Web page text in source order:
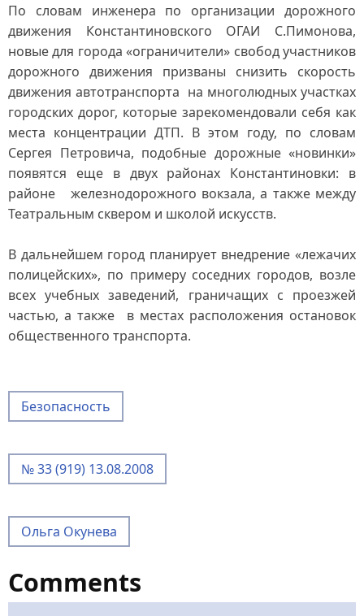
По словам инженера по организации дорожного
движения Константиновского ОГАИ С.Пимонова,
новые для города «ограничители» свобод участников
дорожного движения призваны снизить скорость
движения автотранспорта на многолюдных участках
городских дорог, которые зарекомендовали себя как
места концентрации ДТП. В этом году, по словам
Сергея Петровича, подобные дорожные «новинки»
появятся еще в двух районах Константиновки: в
районе железнодорожного вокзала, а также между
Театральным сквером и школой искусств.
В дальнейшем город планирует внедрение «лежачих
полицейских», по примеру соседних городов, возле
всех учебных заведений, граничащих с проезжей
частью, а также в местах расположения остановок
общественного транспорта.
Безопасность
№ 33 (919) 13.08.2008
Ольга Окунева
Comments